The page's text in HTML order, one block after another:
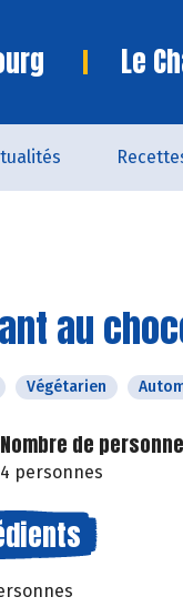
Le
au
Végétarien
Nombre de
4 personnes